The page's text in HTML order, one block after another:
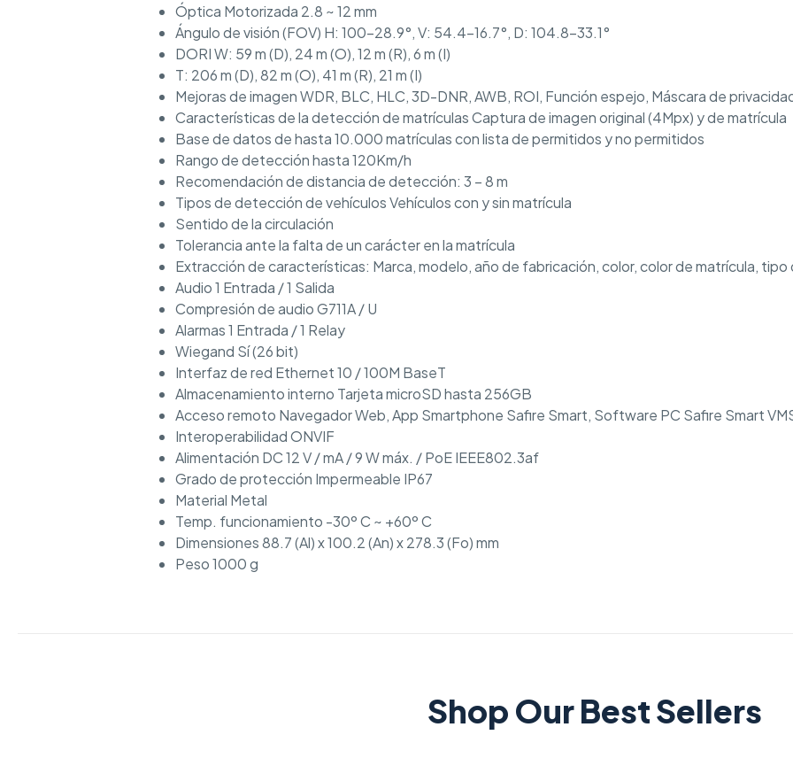
Óptica Motorizada 2.8 ~ 12 mm
Ángulo de visión (FOV) H: 100-28.9°, V: 54.4-16.7°, D: 104.8-33.1°
DORI W: 59 m (D), 24 m (O), 12 m (R), 6 m (I)
T: 206 m (D), 82 m (O), 41 m (R), 21 m (I)
Mejoras de imagen WDR, BLC, HLC, 3D-DNR, AWB, ROI, Función espejo, Máscara de
Características de la detección de matrículas Captura de imagen original (4Mpx) y de matrícula
Base de datos de hasta 10.000 matrículas con lista de permitidos y no permitidos
Rango de detección hasta 120Km/h
Recomendación de distancia de detección: 3 – 8 m
Tipos de detección de vehículos Vehículos con y sin matrícula
Sentido de la circulación
Tolerancia ante la falta de un carácter en la matrícula
Extracción de características: Marca, modelo, año de fabricación, color, color de matrícula, tipo
Audio 1 Entrada / 1 Salida
Compresión de audio G711A / U
Alarmas 1 Entrada / 1 Relay
Wiegand Sí (26 bit)
Interfaz de red Ethernet 10 / 100M BaseT
Almacenamiento interno Tarjeta microSD hasta 256GB
Acceso remoto Navegador Web, App Smartphone Safire Smart, Software PC Safire Smart
Interoperabilidad ONVIF
Alimentación DC 12 V / mA / 9 W máx. / PoE IEEE802.3af
Grado de protección Impermeable IP67
Material Metal
Temp. funcionamiento -30º C ~ +60º C
Dimensiones 88.7 (Al) x 100.2 (An) x 278.3 (Fo) mm
Peso 1000 g
Shop Our Best Sellers